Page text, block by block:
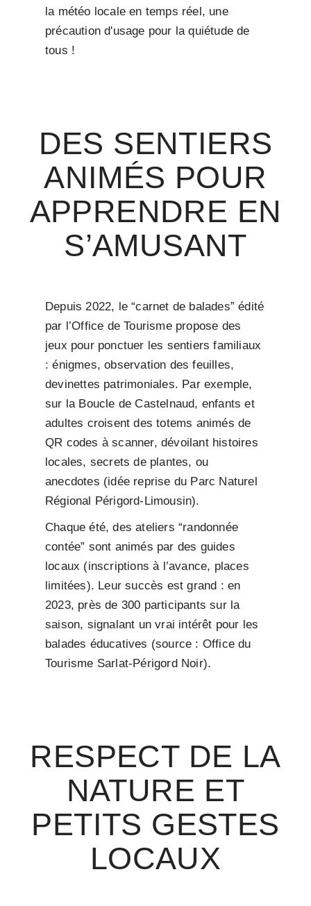
la météo locale en temps réel, une
précaution d'usage pour la quiétude de
tous !
DES SENTIERS
ANIMÉS POUR
APPRENDRE EN
S’AMUSANT
Depuis 2022, le “carnet de balades” édité
par l’Office de Tourisme propose des
jeux pour ponctuer les sentiers familiaux
: énigmes, observation des feuilles,
devinettes patrimoniales. Par exemple,
sur la Boucle de Castelnaud, enfants et
adultes croisent des totems animés de
QR codes à scanner, dévoilant histoires
locales, secrets de plantes, ou
anecdotes (idée reprise du Parc Naturel
Régional Périgord-Limousin).
Chaque été, des ateliers “randonnée
contée” sont animés par des guides
locaux (inscriptions à l’avance, places
limitées). Leur succès est grand : en
2023, près de 300 participants sur la
saison, signalant un vrai intérêt pour les
balades éducatives (source : Office du
Tourisme Sarlat-Périgord Noir).
RESPECT DE LA
NATURE ET
PETITS GESTES
LOCAUX